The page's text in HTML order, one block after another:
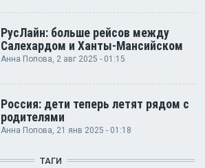
РусЛайн: больше рейсов между
Салехардом и Ханты-Мансийском
Анна Попова, 2 авг 2025 - 01:15
Россия: дети теперь летят рядом с
родителями
Анна Попова, 21 янв 2025 - 01:18
ТАГИ